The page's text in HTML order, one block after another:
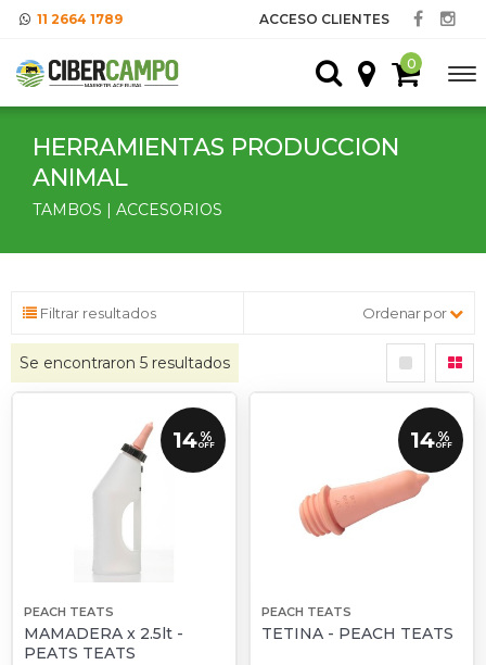
11 2664 1789 ACCESO CLIENTES
0
HERRAMIENTAS PRODUCCION
ANIMAL
TAMBOS | ACCESORIOS
Filtrar resultados Ordenar por
Se encontraron 5 resultados
14 %
OFF
PEACH TEATS
MAMADERA x 2.5lt -
PEATS TEATS
14 %
OFF
PEACH TEATS
TETINA - PEACH TEATS